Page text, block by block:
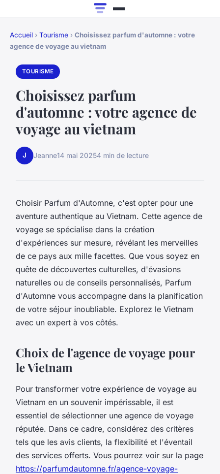
Accueil › Tourisme › Choisissez parfum d'automne : votre
agence de voyage au vietnam
TOURISME
Choisissez parfum
d'automne : votre agence de
voyage au vietnam
J Jeanne14 mai 20254 min de lecture
Choisir Parfum d'Automne, c'est opter pour une
aventure authentique au Vietnam. Cette agence de
voyage se spécialise dans la création
d'expériences sur mesure, révélant les merveilles
de ce pays aux mille facettes. Que vous soyez en
quête de découvertes culturelles, d'évasions
naturelles ou de conseils personnalisés, Parfum
d'Automne vous accompagne dans la planification
de votre séjour inoubliable. Explorez le Vietnam
avec un expert à vos côtés.
Choix de l'agence de voyage pour
le Vietnam
Pour transformer votre expérience de voyage au
Vietnam en un souvenir impérissable, il est
essentiel de sélectionner une agence de voyage
réputée. Dans ce cadre, considérez des critères
tels que les avis clients, la flexibilité et l'éventail
des services offerts. Vous pourrez voir sur la page
https://parfumdautomne.fr/agence-voyage-